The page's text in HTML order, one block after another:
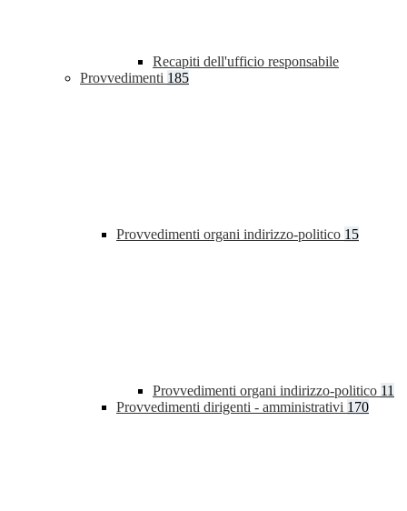
Recapiti dell'ufficio responsabile
Provvedimenti 185
Provvedimenti organi indirizzo-politico 15
Provvedimenti organi indirizzo-politico 11
Provvedimenti dirigenti - amministrativi 170